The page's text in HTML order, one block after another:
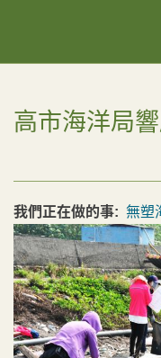
高市海洋局
我們正在做的事: 無塑